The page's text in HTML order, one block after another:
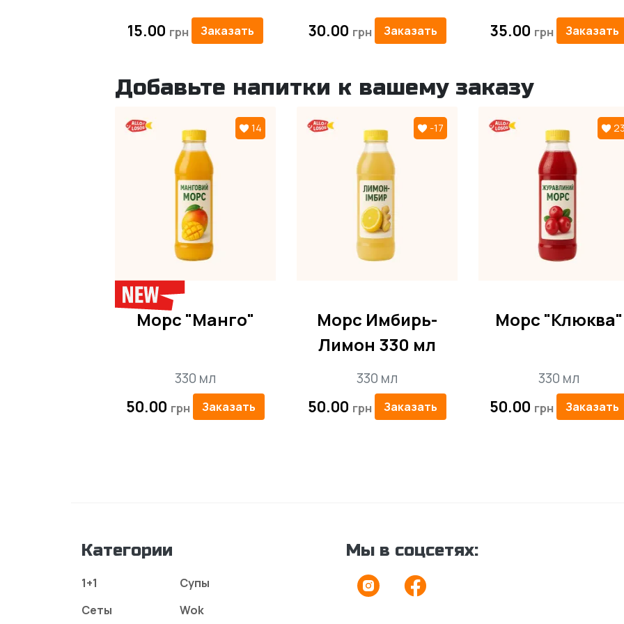
15.00 Заказать 30.00 Заказать 35.00 Заказать
Добавьте напитки к вашему заказу
14
Морс "Манго"
330 мл
50.00 Заказать
-17
Морс Имбирь-
Лимон 330 мл
330 мл
50.00 Заказать
Морс "Клюква"
330 мл
50.00 Заказать
Категории
1+1
Сеты
Супы
Wok
Мы в соцсетях: